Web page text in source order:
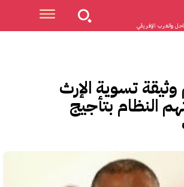
والغرب الإفريقي
وثيقة تسوية الإرث
النظام بتأجيج